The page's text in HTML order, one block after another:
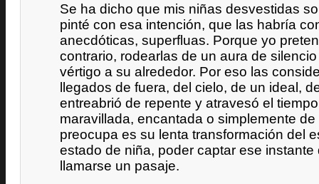
Se ha dicho que mis niñas desvestidas
pinté con esa intención, que las habría
anecdóticas, superfluas. Porque yo
contrario, rodearlas de un aura de
vértigo a su alrededor. Por eso las
llegados de fuera, del cielo, de un ideal,
entreabrió de repente y atravesó el
maravillada, encantada o simplemente
preocupa es su lenta transformación del
estado de niña, poder captar ese
llamarse un pasaje.